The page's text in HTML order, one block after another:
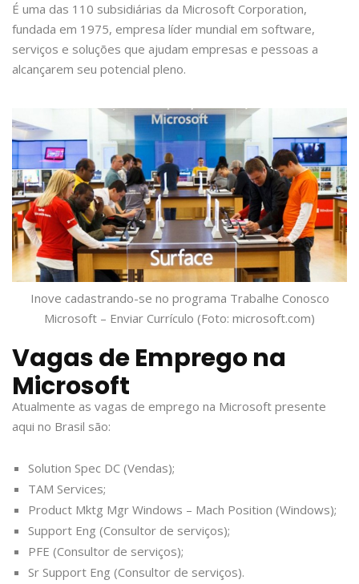
É uma das 110 subsidiárias da Microsoft Corporation,
fundada em 1975, empresa líder mundial em software,
serviços e soluções que ajudam empresas e pessoas a
alcançarem seu potencial pleno.
Inove cadastrando-se no programa Trabalhe Conosco
Microsoft – Enviar Currículo (Foto: microsoft.com)
Vagas de Emprego na
Microsoft
Atualmente as vagas de emprego na Microsoft presente
aqui no Brasil são:
Solution Spec DC (Vendas);
TAM Services;
Product Mktg Mgr Windows – Mach Position (Windows);
Support Eng (Consultor de serviços);
PFE (Consultor de serviços);
Sr Support Eng (Consultor de serviços).